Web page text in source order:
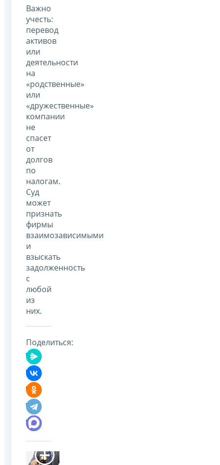
Важно
учесть:
перевод
активов
или
деятельности
на
«родственные»
или
«дружественные»
компании
не
спасет
от
долгов
по
налогам.
Суд
может
признать
фирмы
взаимозависимыми
и
взыскать
задолженность
с
любой
из
них.
Поделиться: